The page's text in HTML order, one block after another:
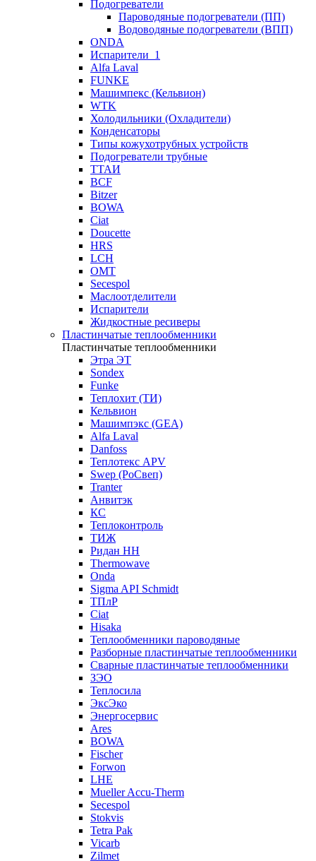
Подогреватели
Пароводяные подогреватели (ПП)
Водоводяные подогреватели (ВПП)
ONDA
Испарители_1
Alfa Laval
FUNKE
Машимпекс (Кельвион)
WTK
Холодильники (Охладители)
Конденсаторы
Типы кожухотрубных устройств
Подогреватели трубные
ТТАИ
BCF
Bitzer
BOWA
Ciat
Doucette
HRS
LCH
OMT
Secespol
Маслоотделители
Испарители
Жидкостные ресиверы
Пластинчатые теплообменники
Пластинчатые теплообменники
Этра ЭТ
Sondex
Funke
Теплохит (ТИ)
Кельвион
Машимпэкс (GEA)
Alfa Laval
Danfoss
Теплотекс APV
Swep (РоСвеп)
Tranter
Анвитэк
КС
Теплоконтроль
ТИЖ
Ридан НН
Thermowave
Onda
Sigma API Schmidt
ТПлР
Ciat
Hisaka
Теплообменники пароводяные
Разборные пластинчатые теплообменники
Сварные пластинчатые теплообменники
ЗЭО
Теплосила
ЭксЭко
Энергосервис
Ares
BOWA
Fischer
Forwon
LHE
Mueller Accu-Therm
Secespol
Stokvis
Tetra Pak
Vicarb
Zilmet